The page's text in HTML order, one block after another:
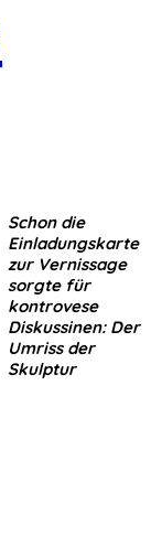
Schon die
Einladungskarte
zur Vernissage
sorgte für
kontrovese
Diskussinen: Der
Umriss der
Skulptur